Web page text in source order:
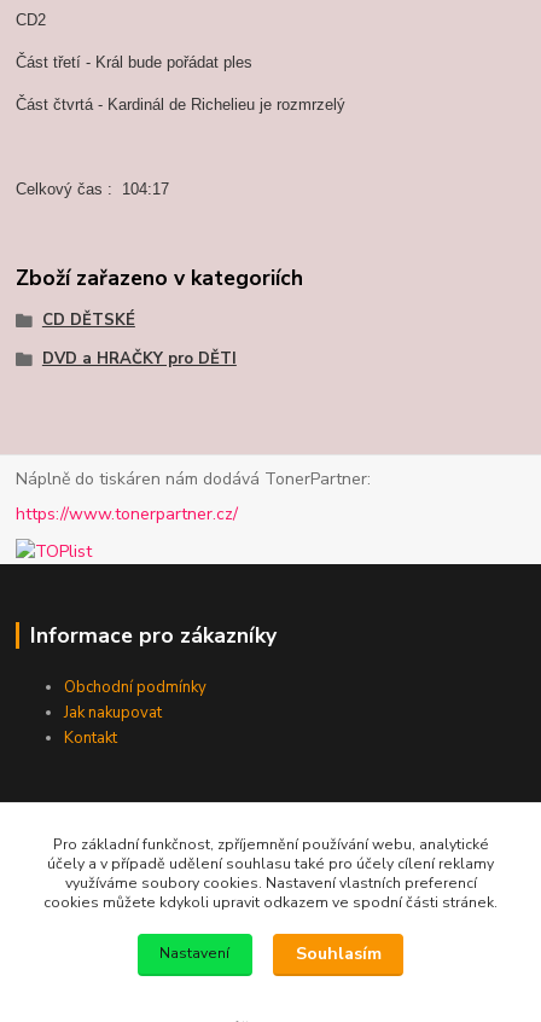
CD2
Část třetí - Král bude pořádat ples
Část čtvrtá - Kardinál de Richelieu je rozmrzelý
Celkový čas : 104:17
Zboží zařazeno v kategoriích
CD DĚTSKÉ
DVD a HRAČKY pro DĚTI
Náplně do tiskáren nám dodává TonerPartner:
https://www.tonerpartner.cz/
Informace pro zákazníky
Obchodní podmínky
Jak nakupovat
Kontakt
Telefon / email
+420 602 213 111
Pro základní funkčnost, zpříjemnění používání webu, analytické
účely a v případě udělení souhlasu také pro účely cílení reklamy
využíváme soubory cookies. Nastavení vlastních preferencí
cookies můžete kdykoli upravit odkazem ve spodní části stránek.
Nastavení Souhlasím